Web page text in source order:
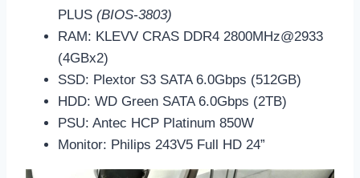
PLUS (BIOS-3803)
RAM: KLEVV CRAS DDR4 2800MHz@2933
(4GBx2)
SSD: Plextor S3 SATA 6.0Gbps (512GB)
HDD: WD Green SATA 6.0Gbps (2TB)
PSU: Antec HCP Platinum 850W
Monitor: Philips 243V5 Full HD 24”